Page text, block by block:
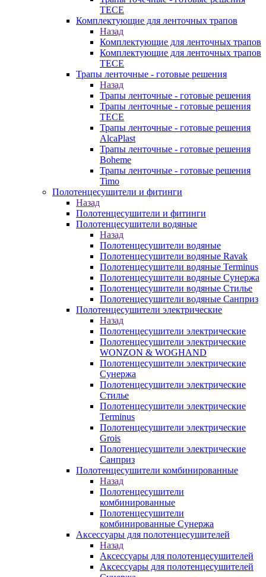
TECE
Комплектующие для ленточных трапов
Назад
Комплектующие для ленточных трапов
Комплектующие для ленточных трапов
TECE
Трапы ленточные - готовые решения
Назад
Трапы ленточные - готовые решения
Трапы ленточные - готовые решения
TECE
Трапы ленточные - готовые решения
AlcaPlast
Трапы ленточные - готовые решения
Boheme
Трапы ленточные - готовые решения
Timo
Полотенцесушители и фитинги
Назад
Полотенцесушители и фитинги
Полотенцесушители водяные
Назад
Полотенцесушители водяные
Полотенцесушители водяные Ravak
Полотенцесушители водяные Terminus
Полотенцесушители водяные Сунержа
Полотенцесушители водяные Стилье
Полотенцесушители водяные Санприз
Полотенцесушители электрические
Назад
Полотенцесушители электрические
Полотенцесушители электрические
WONZON & WOGHAND
Полотенцесушители электрические
Сунержа
Полотенцесушители электрические
Стилье
Полотенцесушители электрические
Terminus
Полотенцесушители электрические
Grois
Полотенцесушители электрические
Санприз
Полотенцесушители комбинированные
Назад
Полотенцесушители
комбинированные
Полотенцесушители
комбинированные Сунержа
Аксессуары для полотенцесушителей
Назад
Аксессуары для полотенцесушителей
Аксессуары для полотенцесушителей